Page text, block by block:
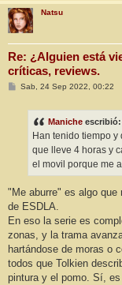
Natsu
Re: ¿Alguien está
críticas, reviews.
MSab, 24 Sep 2022, 00:22
Maniche escribió:
Han tenido tiempo
que lleve 4 horas y
el movil porque me
"Me aburre" es algo
de ESDLA.
En eso la serie es
zonas, y la trama
hartándose de moras o
todos que Tolkien
pintura y el pomo. Sí,